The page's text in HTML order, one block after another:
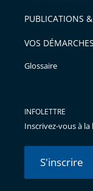
PUBLICATIONS
VOS DÉMARCHES
Glossaire
INFOLETTRE
Inscrivez-vous à
S'inscrire